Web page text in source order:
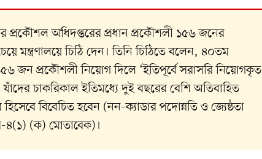
প্রকৌশল অধিদপ্তরের প্রধান প্রকৌশলী ১৫৬ জনের
মন্ত্রণালয়ে চিঠি দেন। তিনি চিঠিতে বলেন, ৪০তম
জন প্রকৌশলী নিয়োগ দিলে ‘ইতিপূর্বে সরাসরি নিয়োগকৃত
চাকরিকাল ইতিমধ্যে দুই বছরের বেশি অতিবাহিত
বিবেচিত হবেন (নন-ক্যাডার পদোন্নতি ও জ্যেষ্ঠতা
৪(১) (ক) মোতাবেক)।